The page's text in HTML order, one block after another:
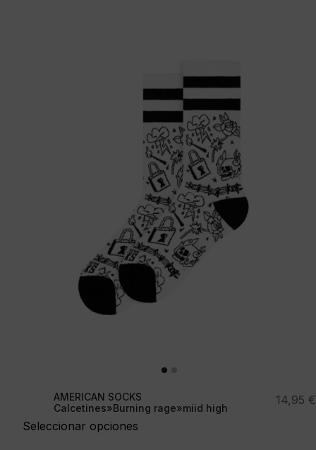
AMERICAN SOCKS
Calcetines»Burning rage»miid high
Seleccionar opciones
14,95 €